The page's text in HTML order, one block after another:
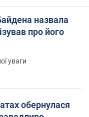
назвала
про його
уваги
обернулася